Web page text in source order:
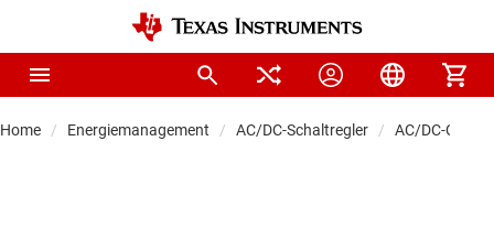
Home Energiemanagement AC/DC-Schaltregler AC/DC-